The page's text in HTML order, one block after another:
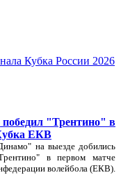
Кубка России 2026
"Трентино" в
ЕКВ
на выезде добились
в первом матче
волейбола (ЕКВ).